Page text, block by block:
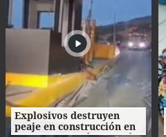
Explosivos destruyen
peaje en construcción en